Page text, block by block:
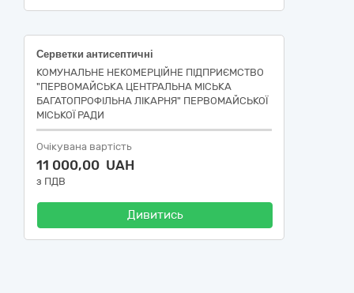
Серветки антисептичні
КОМУНАЛЬНЕ НЕКОМЕРЦІЙНЕ ПІДПРИЄМСТВО
"ПЕРВОМАЙСЬКА ЦЕНТРАЛЬНА МІСЬКА
БАГАТОПРОФІЛЬНА ЛІКАРНЯ" ПЕРВОМАЙСЬКОЇ
МІСЬКОЇ РАДИ
Очікувана вартість
11 000,00 UAH
з ПДВ
Дивитись